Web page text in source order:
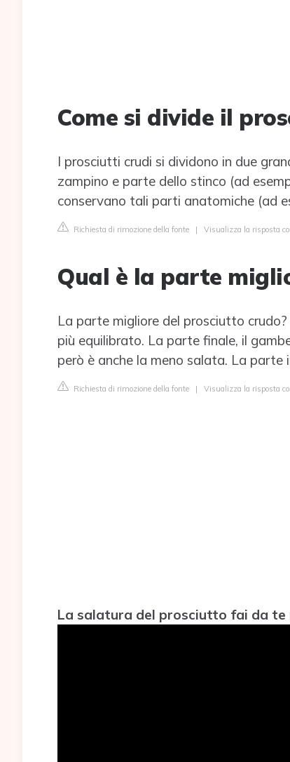
Come si divide il
I prosciutti crudi si dividono in due
zampino e parte dello stinco (ad
conservano tali parti anatomiche (ad
Richiesta di rimozione della fonte | Visualizza la risposta
Qual è la parte
La parte migliore del prosciutto
più equilibrato. La parte finale, il
però è anche la meno salata. La parte
Richiesta di rimozione della fonte | Visualizza la risposta
La salatura del prosciutto fai da te